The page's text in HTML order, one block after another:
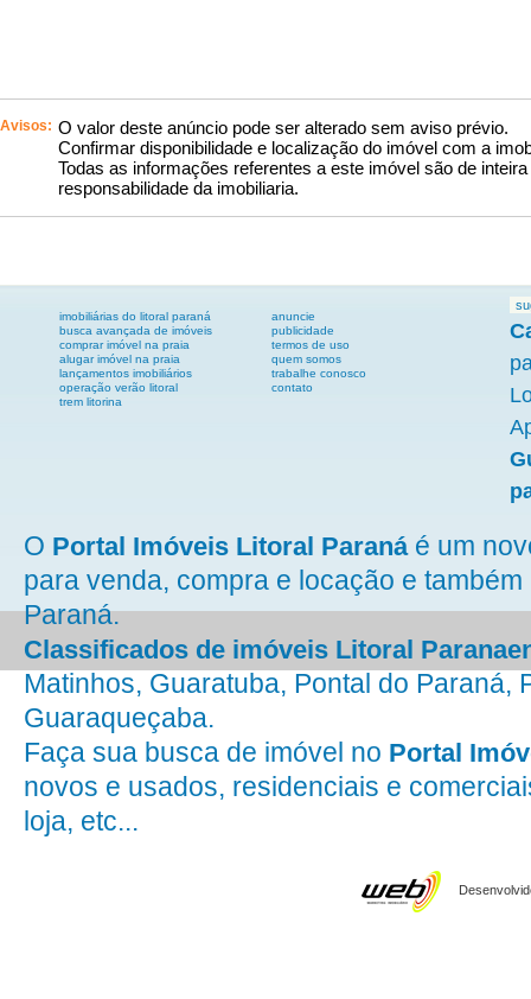
Avisos: O valor deste anúncio pode ser alterado sem aviso prévio.
Confirmar disponibilidade e localização do imóvel com a
Todas as informações referentes a este imóvel são de inteira
responsabilidade da imobiliaria.
imobiliárias do litoral paraná
busca avançada de imóveis
comprar imóvel na praia
alugar imóvel na praia
lançamentos imobiliários
operação verão litoral
trem litorina
anuncie
publicidade
termos de uso
quem somos
trabalhe conosco
contato
O Portal Imóveis Litoral Paranáé um
para venda, compra e locação e
Paraná.
Classificados de imóveis Litoral
Matinhos, Guaratuba, Pontal do Paraná,
Guaraqueçaba.
Faça sua busca de imóvel no Portal
novos e usados, residenciais e
loja, etc...